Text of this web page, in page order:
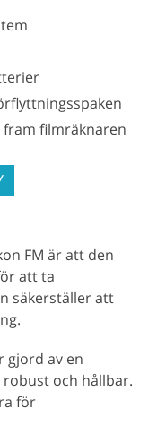
filmräknaren
FM är att den
att ta
säkerställer att
gjord av en
och hållbar.
för